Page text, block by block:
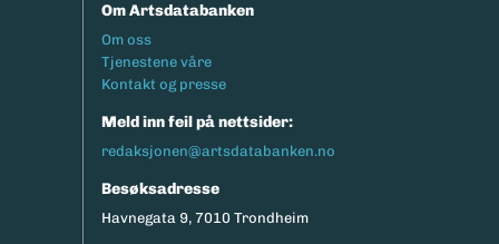
Om Artsdatabanken
Footermeny
Om oss
Tjenestene våre
Kontakt og presse
Meld inn feil på nettsider:
redaksjonen@artsdatabanken.no
Besøksadresse
Havnegata 9, 7010 Trondheim